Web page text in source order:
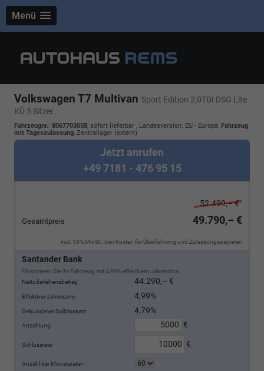
Menü
Volkswagen T7 Multivan Sport Edition 2,0TDI DSG Lite
KÜ 5 Sitzer
Fahrzeugnr.: 8067703058, sofort lieferbar , Landesversion: EU - Europa, Fahrzeug
mit Tageszulassung, Zentrallager (extern)
Jetzt anrufen
+49 7181 - 476 95 15
52.490,– €
Gesamtpreis 49.790,– €
incl. 19% MwSt., den Kosten für Überführung und Zulassungspapieren
Santander Bank
Finanzieren Sie Ihr Fahrzeug mit 4,99% effektivem Jahreszins.
Nettodarlehensbetrag
44.290,– €
Effektiver Jahreszins 4,99%
Gebundener Sollzinssatz 4,79%
Anzahlung €
Schlussrate €
Anzahl der Monatsraten